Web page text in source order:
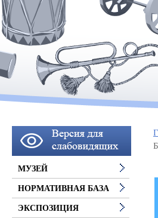
МУЗЕЙ
НОРМАТИВНАЯ БАЗА
ЭКСПОЗИЦИЯ